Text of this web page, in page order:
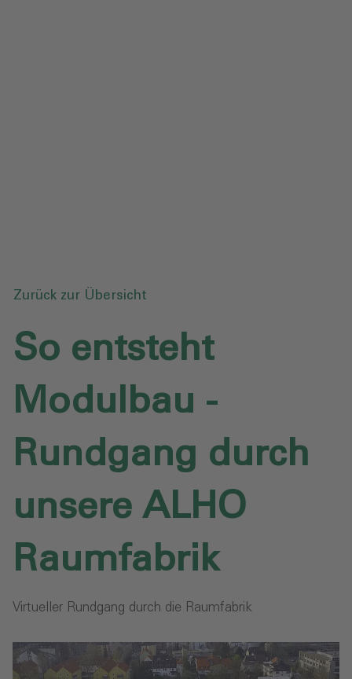
Zurück zur Übersicht
So entsteht
Modulbau -
Rundgang durch
unsere ALHO
Raumfabrik
Virtueller Rundgang durch die Raumfabrik‎